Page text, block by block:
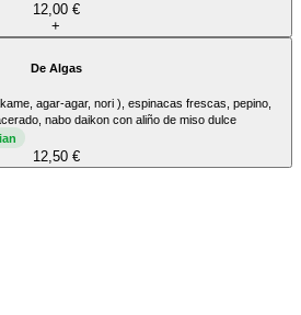
12,00 €
+
De Algas
agar-agar, nori ), espinacas frescas, pepino,
nabo daikon con aliño de miso dulce
12,50 €